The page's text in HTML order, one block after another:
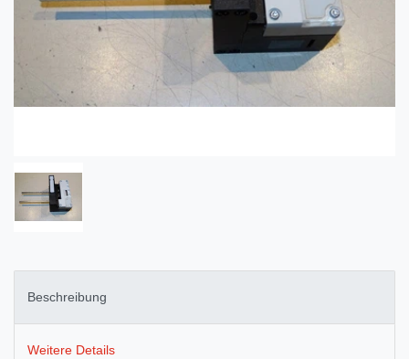
Beschreibung
Weitere Details